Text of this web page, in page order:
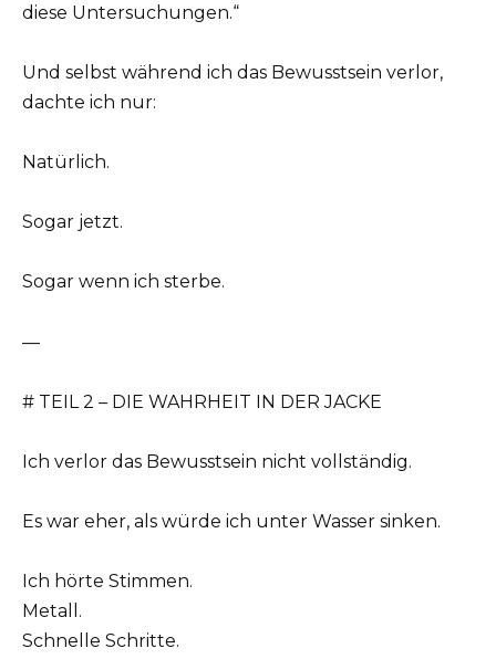
diese Untersuchungen.“
Und selbst während ich das Bewusstsein verlor,
dachte ich nur:
Natürlich.
Sogar jetzt.
Sogar wenn ich sterbe.
—
# TEIL 2 – DIE WAHRHEIT IN DER JACKE
Ich verlor das Bewusstsein nicht vollständig.
Es war eher, als würde ich unter Wasser sinken.
Ich hörte Stimmen.
Metall.
Schnelle Schritte.